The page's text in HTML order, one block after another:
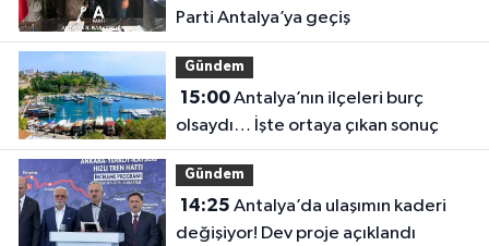
Parti Antalya’ya geçiş
Gündem
15:00Antalya’nın ilçeleri burç
olsaydı… İşte ortaya çıkan sonuç
Gündem
14:25
değişiyor! Dev proje açıklandı